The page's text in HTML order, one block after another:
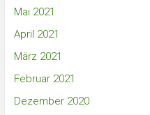
Mai 2021
April 2021
März 2021
Februar 2021
Dezember 2020